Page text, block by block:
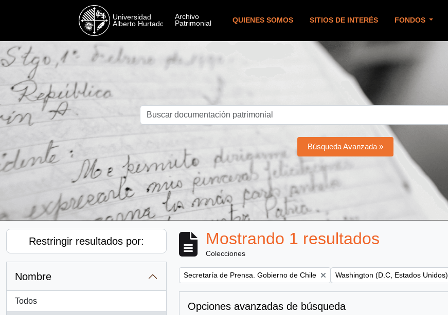
QUIENES SOMOS SITIOS DE INTERÉS FONDOS
Búsqueda Avanzada »
Restringir resultados por:
Nombre
Todos
Mostrando 1 resultados
Colecciones
Remove filter:
Secretaría de Prensa. Gobierno de Chile Remove filter:
Washington (D.C, Estados Unidos)
Opciones avanzadas de búsqueda